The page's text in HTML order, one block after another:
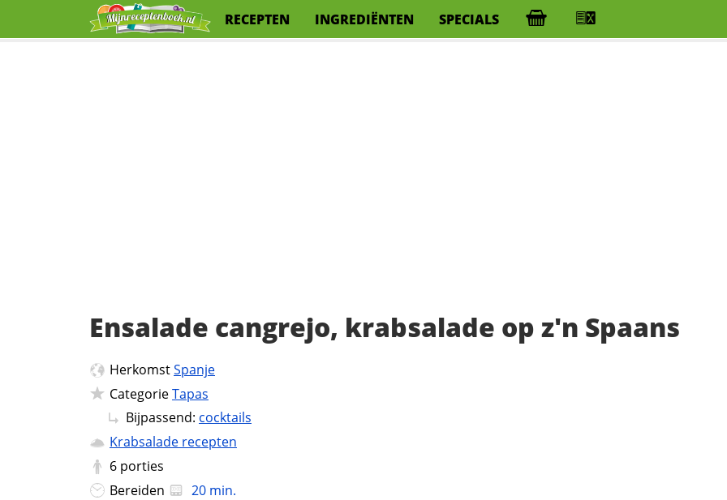
RECEPTEN INGREDIËNTEN SPECIALS
Ensalade cangrejo, krabsalade op z'n Spaans
HerkomstSpanje
CategorieTapas
Bijpassend: cocktails
Krabsalade recepten
6 porties
Bereiden
20 min.